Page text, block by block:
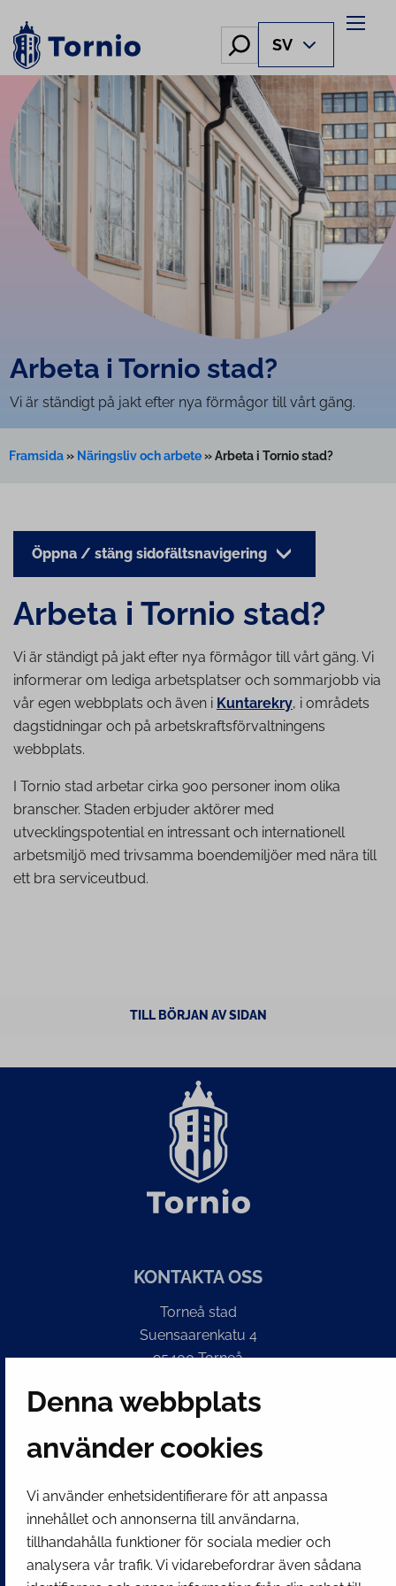
Denna webbplats
använder cookies
Vi använder enhetsidentifierare för att anpassa
innehållet och annonserna till användarna,
tillhandahålla funktioner för sociala medier och
analysera vår trafik. Vi vidarebefordrar även sådana
content
Hae SV
Arbeta i Tornio stad?
Vi är ständigt på jakt efter nya förmågor till vårt gäng.
Framsida» Näringsliv och arbete»Arbeta i Tornio stad?
Öppna / stäng sidofältsnavigering
Arbeta i Tornio stad?
Vi är ständigt på jakt efter nya förmågor till vårt gäng. Vi
informerar om lediga arbetsplatser och sommarjobb via
vår egen webbplats och även i Kuntarekry, i områdets
dagstidningar och på arbetskraftsförvaltningens
webbplats.
I Tornio stad arbetar cirka 900 personer inom olika
branscher. Staden erbjuder aktörer med
utvecklingspotential en intressant och internationell
arbetsmiljö med trivsamma boendemiljöer med nära till
ett bra serviceutbud.
TILL BÖRJAN AV SIDAN
KONTAKTA OSS
Torneå stad
Suensaarenkatu 4
95400 Torneå
Växel
(kl 8 – 16) + 358 16 432 11
Stadskansliets registratur
kirjaamo@tornio.fi